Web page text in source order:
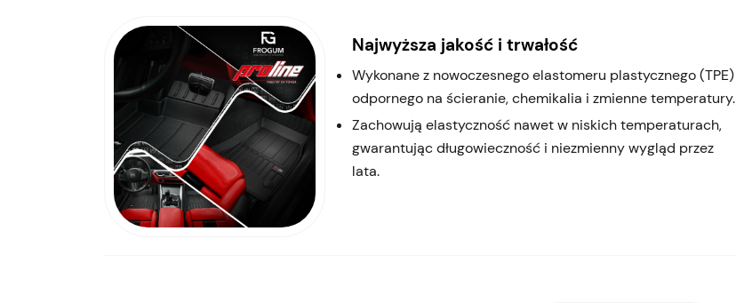
Najwyższa jakość i trwałość
Wykonane z nowoczesnego elastomeru plastycznego (TPE)
odpornego na ścieranie, chemikalia i zmienne temperatury.
Zachowują elastyczność nawet w niskich temperaturach,
gwarantując długowieczność i niezmienny wygląd przez
lata.